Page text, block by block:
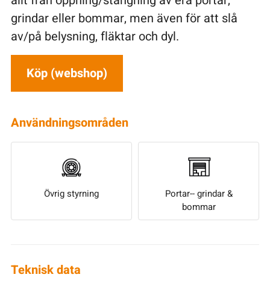
grindar eller bommar, men även för att slå
av/på belysning, fläktar och dyl.
Köp (webshop)
Användningsområden
Övrig styrning
Portar-- grindar &
bommar
Teknisk data